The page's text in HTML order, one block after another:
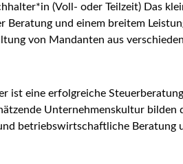
(Voll- oder Teilzeit) Das
und einem breitem
von Mandanten aus
ist eine erfolgreiche
Unternehmenskultur bilden
betriebswirtschaftliche Beratung